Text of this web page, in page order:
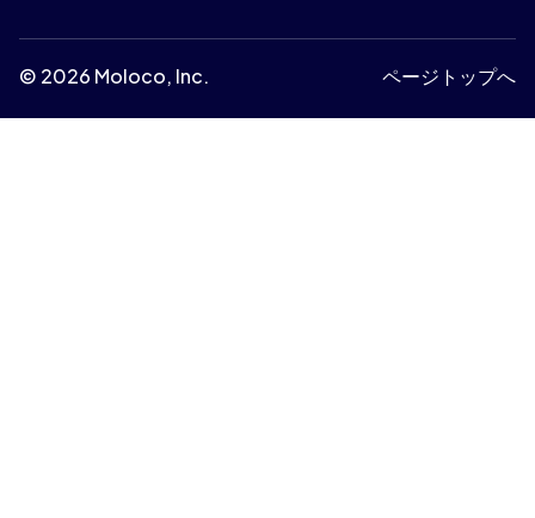
© 2026 Moloco, Inc. ページトップへ